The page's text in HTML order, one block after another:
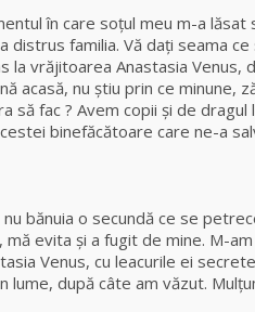
negre
Ana Maria
Ierusalim
Celebra
vrăjitoare
în care soţul meu m-a lăsat
distrus familia. Vă daţi seama
la vrăjitoarea Anastasia Venus,
acasă, nu știu prin ce minune,
să fac ? Avem copii și de
binefăcătoare care ne-a
bănuia o secundă ce se
evita și a fugit de mine. M-
Venus, cu leacurile ei
lume, după câte am văzut.